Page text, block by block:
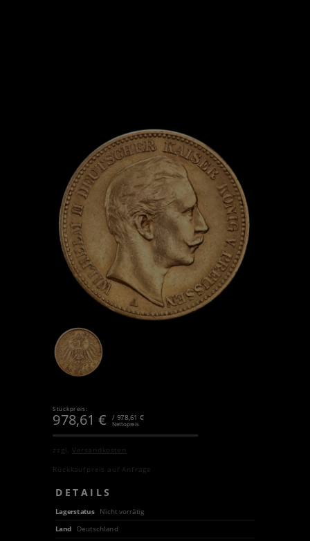
Stückpreis:
978,61€ / 978,61 €
Nettopreis
zzgl.Versandkosten
Rückkaufpreis auf Anfrage
DETAILS
Lagerstatus Nicht vorrätig
Land
Deutschland